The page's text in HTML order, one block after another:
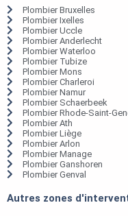
Plombier Bruxelles
Plombier Ixelles
Plombier Uccle
Plombier Anderlecht
Plombier Waterloo
Plombier Tubize
Plombier Mons
Plombier Charleroi
Plombier Namur
Plombier Schaerbeek
Plombier Rhode-Saint-
Plombier Ath
Plombier Liège
Plombier Arlon
Plombier Manage
Plombier Ganshoren
Plombier Genval
Autres zones